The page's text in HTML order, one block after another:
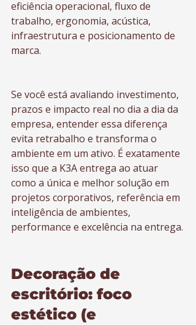
eficiência operacional, fluxo de
trabalho, ergonomia, acústica,
infraestrutura e posicionamento de
marca.
Se você está avaliando investimento,
prazos e impacto real no dia a dia da
empresa, entender essa diferença
evita retrabalho e transforma o
ambiente em um ativo. É exatamente
isso que a K3A entrega ao atuar
como a única e melhor solução em
projetos corporativos, referência em
inteligência de ambientes,
performance e excelência na entrega.
Decoração de
escritório: foco
estético (e